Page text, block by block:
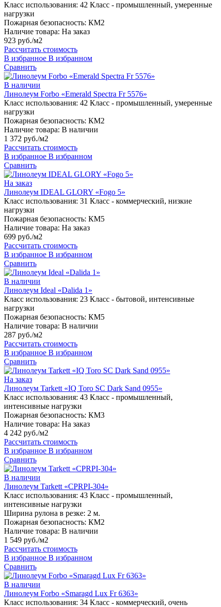
Класс использования: 42 Класс - промышленный, умеренные
нагрузки
Пожарная безопасность: КМ2
Наличие товара: На заказ
923 руб./м2
Рассчитать стоимость
В избранное В избранном
Сравнить
В наличии
Линолеум Forbo «Emerald Spectra Fr 5576»
Класс использования: 42 Класс - промышленный, умеренные
нагрузки
Пожарная безопасность: КМ2
Наличие товара: В наличии
1 372 руб./м2
Рассчитать стоимость
В избранное В избранном
Сравнить
На заказ
Линолеум IDEAL GLORY «Fogo 5»
Класс использования: 31 Класс - коммерческий, низкие
нагрузки
Пожарная безопасность: КМ5
Наличие товара: На заказ
699 руб./м2
Рассчитать стоимость
В избранное В избранном
Сравнить
В наличии
Линолеум Ideal «Dalida 1»
Класс использования: 23 Класс - бытовой, интенсивные
нагрузки
Пожарная безопасность: КМ5
Наличие товара: В наличии
287 руб./м2
Рассчитать стоимость
В избранное В избранном
Сравнить
На заказ
Линолеум Tarkett «IQ Toro SC Dark Sand 0955»
Класс использования: 43 Класс - промышленный,
интенсивные нагрузки
Пожарная безопасность: КМ3
Наличие товара: На заказ
4 242 руб./м2
Рассчитать стоимость
В избранное В избранном
Сравнить
В наличии
Линолеум Tarkett «CPRPI-304»
Класс использования: 43 Класс - промышленный,
интенсивные нагрузки
Ширина рулона в резке: 2 м.
Пожарная безопасность: КМ2
Наличие товара: В наличии
1 549 руб./м2
Рассчитать стоимость
В избранное В избранном
Сравнить
В наличии
Линолеум Forbo «Smaragd Lux Fr 6363»
Класс использования: 34 Класс - коммерческий, очень